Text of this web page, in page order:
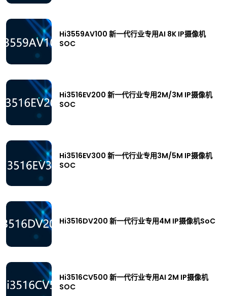
Hi3559AV100 新一代行业专用AI 8K IP摄像机
SOC
Hi3516EV200 新一代行业专用2M/3M IP摄像机
SOC
Hi3516EV300 新一代行业专用3M/5M IP摄像机
SOC
Hi3516DV200 新一代行业专用4M IP摄像机SoC
Hi3516CV500 新一代行业专用AI 2M IP摄像机
SOC